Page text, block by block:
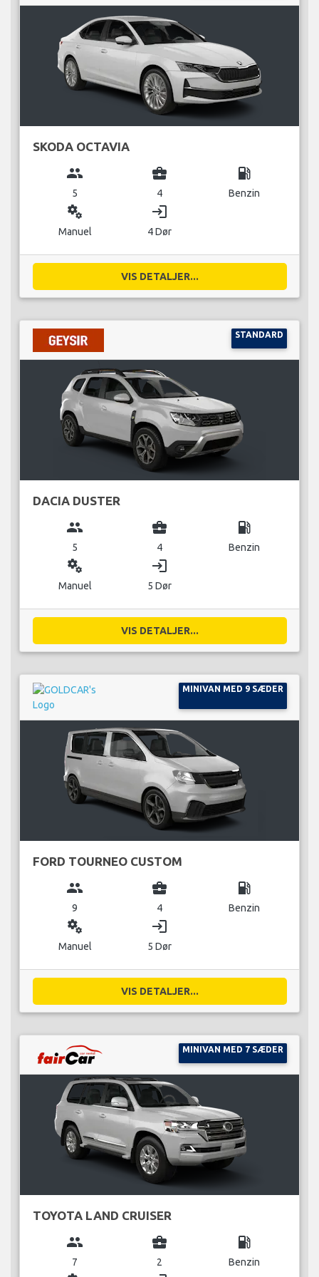
SKODA OCTAVIA
group
5
business_center
4
local_gas_station
Benzin
miscellaneous_services
Manuel
login
4 Dør
VIS DETALJER...
STANDARD
DACIA DUSTER
group
5
business_center
4
local_gas_station
Benzin
miscellaneous_services
Manuel
login
5 Dør
VIS DETALJER...
MINIVAN MED 9 SÆDER
FORD TOURNEO CUSTOM
group
9
business_center
4
local_gas_station
Benzin
miscellaneous_services
Manuel
login
5 Dør
VIS DETALJER...
MINIVAN MED 7 SÆDER
TOYOTA LAND CRUISER
group
7
business_center
2
local_gas_station
Benzin